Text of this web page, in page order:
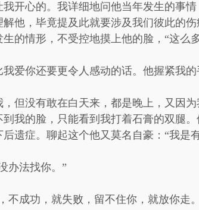
开心的。我详细地问他当年发生的事
他，毕竟提及此就要涉及我们彼此的
的情形，不受控地摸上他的脸，“这么
爱你还要更令人感动的话。他握紧我的
但没有敢在白天来，都是晚上，又因
我的脸，只能看到我打着石膏的双腿
遗症。聊起这个他又莫名自豪：“我是
办法找你。”
不成功，就失败，留不住你，就放你走